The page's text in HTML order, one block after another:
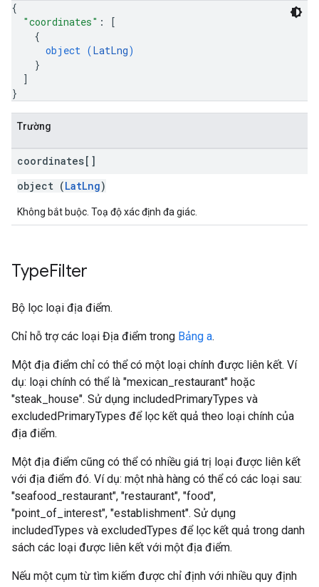
{
"coordinates" :
[
{
object (LatLng)
}
]
}
Trường
coordinates[]
object (LatLng)
Không bắt buộc. Toạ độ xác định đa giác.
TypeFilter
Bộ lọc loại địa điểm.
Chỉ hỗ trợ các loại Địa điểm trong Bảng a.
Một địa điểm chỉ có thể có một loại chính được liên kết. Ví
dụ: loại chính có thể là "mexican_restaurant" hoặc
"steak_house". Sử dụng includedPrimaryTypes và
excludedPrimaryTypes để lọc kết quả theo loại chính của
địa điểm.
Một địa điểm cũng có thể có nhiều giá trị loại được liên kết
với địa điểm đó. Ví dụ: một nhà hàng có thể có các loại sau:
"seafood_restaurant", "restaurant", "food",
"point_of_interest", "establishment". Sử dụng
includedTypes và excludedTypes để lọc kết quả trong danh
sách các loại được liên kết với một địa điểm.
Nếu một cụm từ tìm kiếm được chỉ định với nhiều quy định